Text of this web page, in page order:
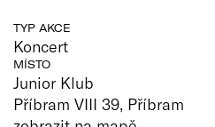
TYP AKCE
Koncert
MÍSTO
Junior Klub
Příbram VIII 39, Příbram